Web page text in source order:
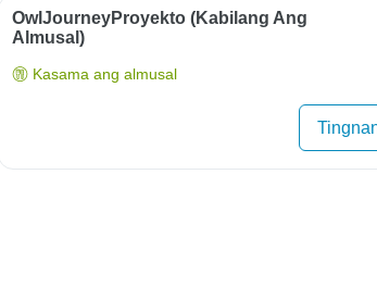
OwlJourneyProyekto (Kabilang Ang
Almusal)
Kasama ang almusal